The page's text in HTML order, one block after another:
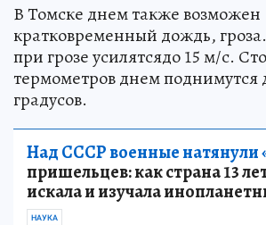
В Томске днем также возможен
кратковременный дождь,
при грозе усилятсядо 15 м/с.
термометров днем поднимутся
градусов.
Над СССР военные натянули
пришельцев: как страна 13
искала и изучала
НАУКА